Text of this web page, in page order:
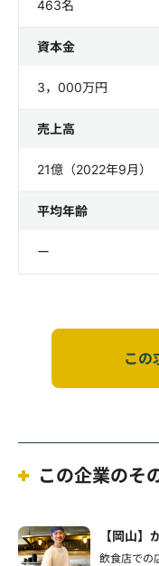
463名
資本金
3，000万円
売上高
21億（2022年9月）
平均年齢
ー
この
この企業のそ
【岡山】
飲食店での